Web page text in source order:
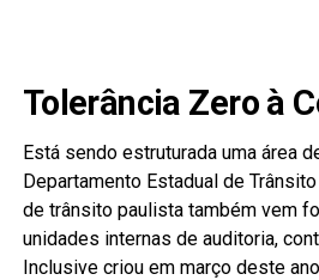
Tolerância Zero à
Está sendo estruturada uma área
Departamento Estadual de
de trânsito paulista também vem
unidades internas de auditoria,
Inclusive criou em março deste